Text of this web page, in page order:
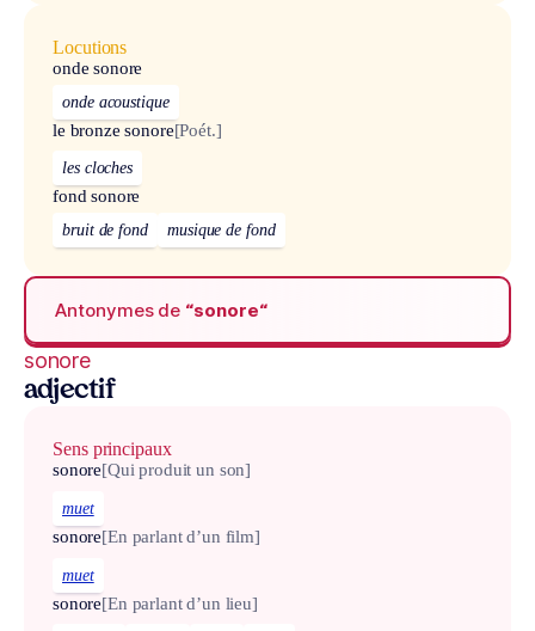
Locutions
onde sonore
onde acoustique
le bronze sonore[Poét.]
les cloches
fond sonore
bruit de fond musique de fond
Antonymes de “sonore“
sonore
adjectif
Sens principaux
sonore[Qui produit un son]
muet
sonore[En parlant d’un film]
muet
sonore[En parlant d’un lieu]